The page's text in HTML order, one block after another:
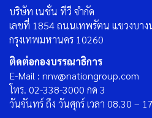
บริษัท เนชั่น ทีวี จำกัด
เลขที่ 1854 ถนนเทพรัตน แขวงบาง
กรุงเทพมหานคร 10260
ติดต่อกองบรรณาธิการ
E-Mail : nnv@nationgroup.com
โทร. 02-338-3000 กด 3
วันจันทร์ ถึง วันศุกร์ เวลา 08.30 –